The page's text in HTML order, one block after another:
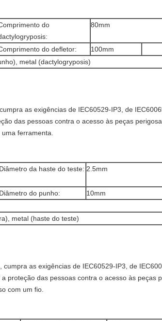
do
80mm
do defletor:
100mm
metal (dactylogryposis)
as exigências de IEC60529-IP3, de
das pessoas contra o acesso às peças
ferramenta.
Diâmetro da haste do teste: 2.5mm
Diâmetro do punho:
10mm
metal (haste do teste)
as exigências de IEC60529-IP3, de
proteção das pessoas contra o acesso às peças
com um fio.